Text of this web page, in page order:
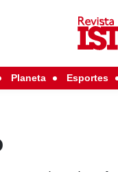
Planeta Esportes